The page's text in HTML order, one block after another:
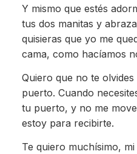
Y mismo que estés
tus dos manitas y
quisieras que yo me
cama, como hacíamos
Quiero que no te
puerto. Cuando
tu puerto, y no me
estoy para recibirte.
Te quiero muchísimo,